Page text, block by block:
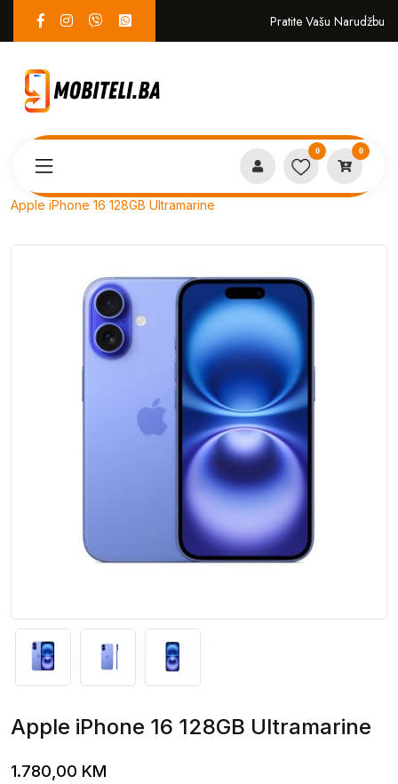
Pratite Vašu Narudžbu
0 0
Apple iPhone 16 128GB Ultramarine
Apple iPhone 16 128GB Ultramarine
1.780,00 KM